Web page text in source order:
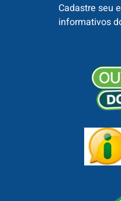
Cadastre seu
informativos